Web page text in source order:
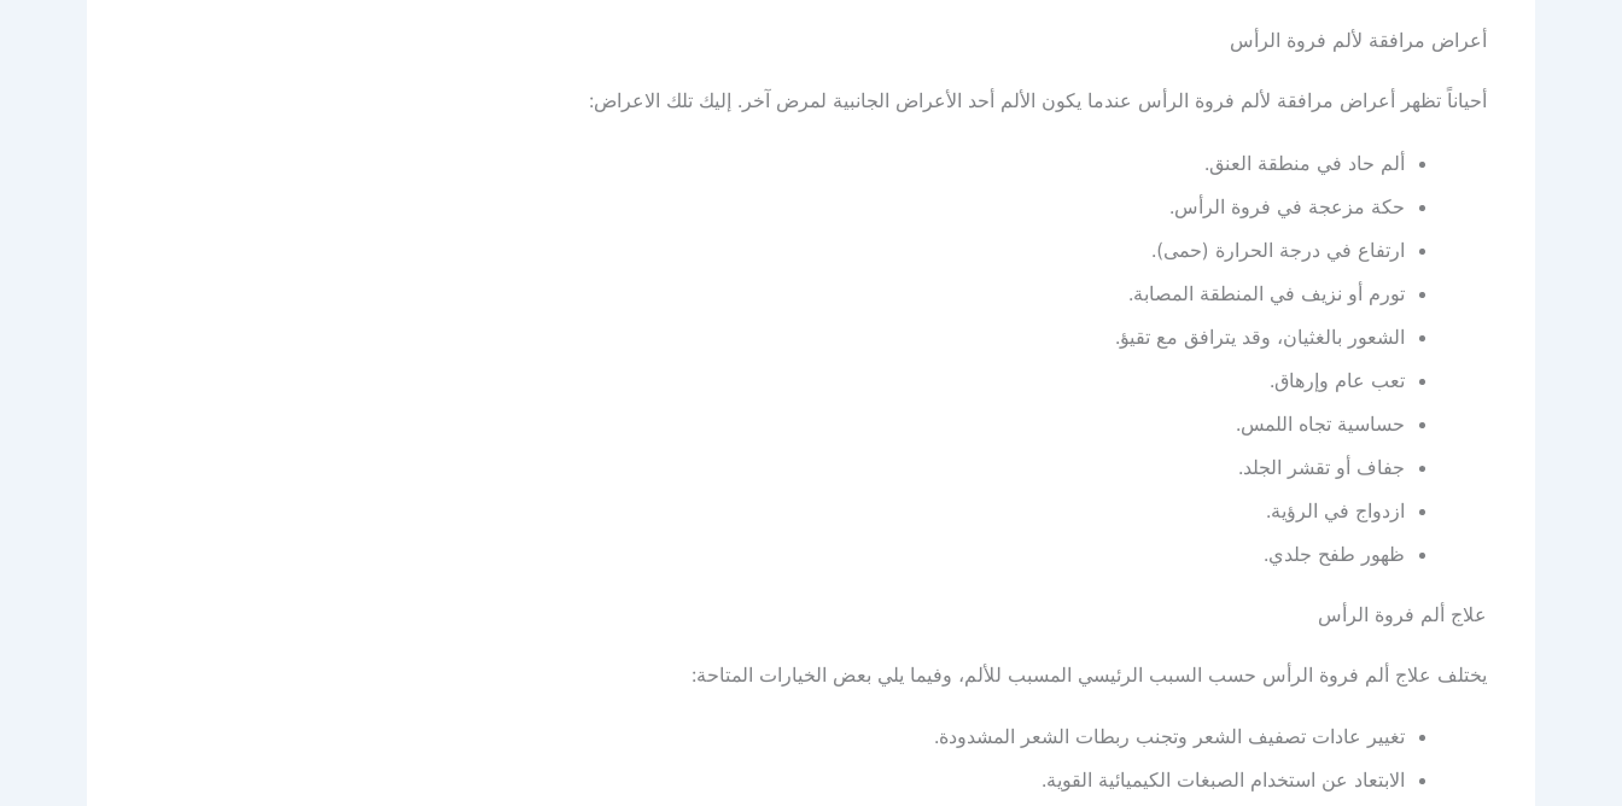
أعراض مرافقة لألم فروة الرأس
أحياناً تظهر أعراض مرافقة لألم فروة الرأس عندما يكون الألم أحد الأعراض الجانبية لمرض آخر. إليك تلك الاعراض:
ألم حاد في منطقة العنق.
حكة مزعجة في فروة الرأس.
ارتفاع في درجة الحرارة (حمى).
تورم أو نزيف في المنطقة المصابة.
الشعور بالغثيان، وقد يترافق مع تقيؤ.
تعب عام وإرهاق.
حساسية تجاه اللمس.
جفاف أو تقشر الجلد.
ازدواج في الرؤية.
ظهور طفح جلدي.
علاج ألم فروة الرأس
يختلف علاج ألم فروة الرأس حسب السبب الرئيسي المسبب للألم، وفيما يلي بعض الخيارات المتاحة:
تغيير عادات تصفيف الشعر وتجنب ربطات الشعر المشدودة.
الابتعاد عن استخدام الصبغات الكيميائية القوية.